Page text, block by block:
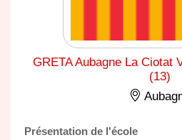
GRETA Aubagne La Ciotat
(13)
Présentation de l'école